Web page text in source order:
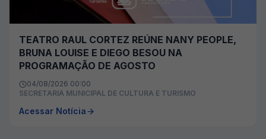
TEATRO RAUL CORTEZ REÚNE NANY PEOPLE,
BRUNA LOUISE E DIEGO BESOU NA
PROGRAMAÇÃO DE AGOSTO
04/08/2026 00:00
SECRETARIA MUNICIPAL DE CULTURA E TURISMO
Acessar Notícia